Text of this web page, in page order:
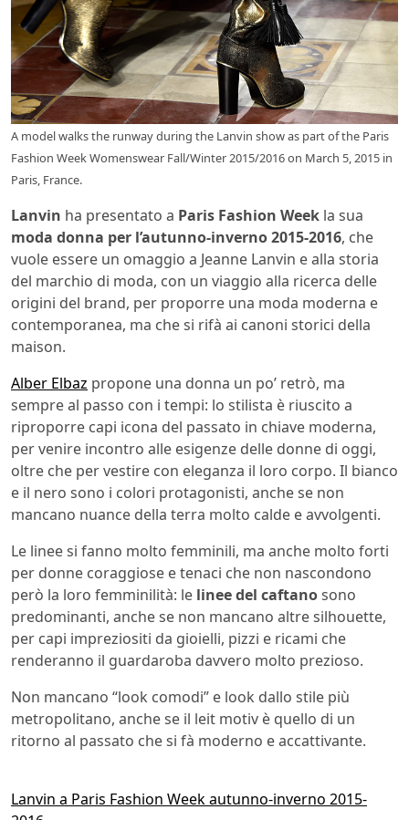
A model walks the runway during the Lanvin show as part of the Paris
Fashion Week Womenswear Fall/Winter 2015/2016 on March 5, 2015 in
Paris, France.
Lanvin ha presentato a Paris Fashion Week la sua
moda donna per l’autunno-inverno 2015-2016, che
vuole essere un omaggio a Jeanne Lanvin e alla storia
del marchio di moda, con un viaggio alla ricerca delle
origini del brand, per proporre una moda moderna e
contemporanea, ma che si rifà ai canoni storici della
maison.
Alber Elbaz propone una donna un po’ retrò, ma
sempre al passo con i tempi: lo stilista è riuscito a
riproporre capi icona del passato in chiave moderna,
per venire incontro alle esigenze delle donne di oggi,
oltre che per vestire con eleganza il loro corpo. Il bianco
e il nero sono i colori protagonisti, anche se non
mancano nuance della terra molto calde e avvolgenti.
Le linee si fanno molto femminili, ma anche molto forti
per donne coraggiose e tenaci che non nascondono
però la loro femminilità: le linee del caftanosono
predominanti, anche se non mancano altre silhouette,
per capi impreziositi da gioielli, pizzi e ricami che
renderanno il guardaroba davvero molto prezioso.
Non mancano “look comodi” e look dallo stile più
metropolitano, anche se il leit motiv è quello di un
ritorno al passato che si fà moderno e accattivante.
Lanvin a Paris Fashion Week autunno-inverno 2015-